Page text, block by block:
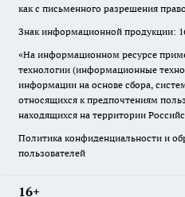
как с письменного разрешения
Знак информационной продукции:
«На информационном ресурсе
технологии (информационные
информации на основе сбора,
относящихся к предпочтениям
находящихся на территории
Политика конфиденциальности и
пользователей
16+